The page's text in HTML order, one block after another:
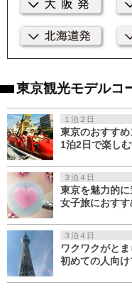
東京観光モデルコ
１泊２日
東京のおすす
1泊2日で楽し
３泊４日
東京を魅力的に
女子旅におす
３泊４日
ワクワクがと
初めての人向け